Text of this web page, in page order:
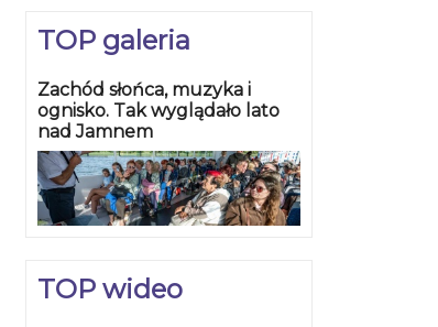
TOP galeria
Zachód słońca, muzyka i
ognisko. Tak wyglądało lato
nad Jamnem
TOP wideo